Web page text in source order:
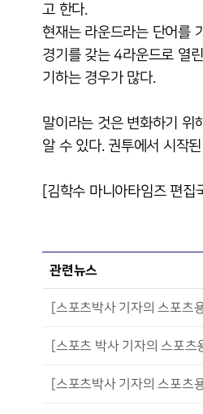
고 한다.
현재는 라운드라는 단어를
경기를 갖는 4라운드로 열
기하는 경우가 많다.
말이라는 것은 변화하기 위
알 수 있다. 권투에서 시작
[김학수 마니아타임즈 편
관련뉴스
[스포츠박사 기자의 스포츠
[스포츠 박사 기자의 스포
[스포츠박사 기자의 스포츠